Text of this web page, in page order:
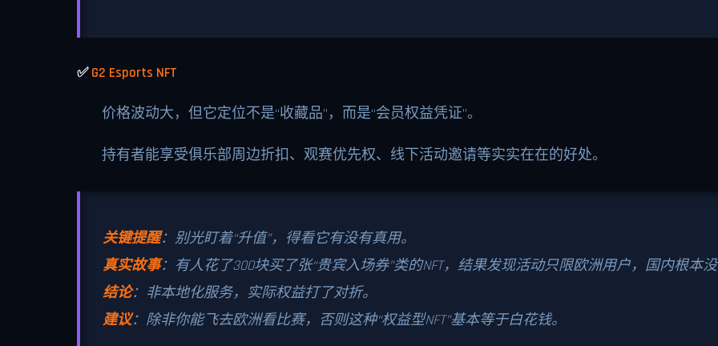
✅G2 Esports NFT
价格波动大，但它定位不是“收藏品”，而是“会员权益凭证”。
持有者能享受俱乐部周边折扣、观赛优先权、线下活动邀请等实实在在的好处。
关键提醒：别光盯着“升值”，得看它有没有真用。
真实故事：有人花了300块买了张“贵宾入场券”类的NFT，结果发现活动只限欧洲用户，国内根本没
结论：非本地化服务，实际权益打了对折。
建议：除非你能飞去欧洲看比赛，否则这种“权益型NFT”基本等于白花钱。